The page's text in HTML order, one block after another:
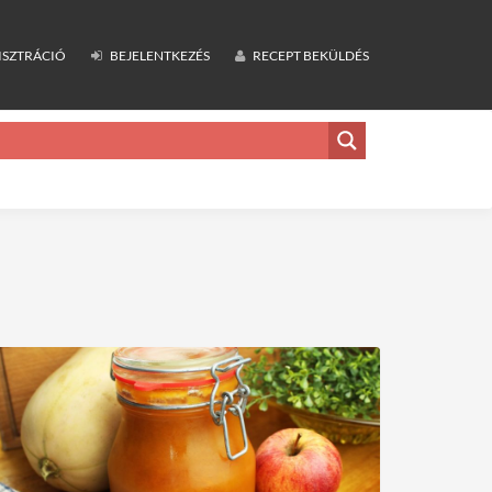
BEJELENTKEZÉS RECEPT BEKÜLDÉS